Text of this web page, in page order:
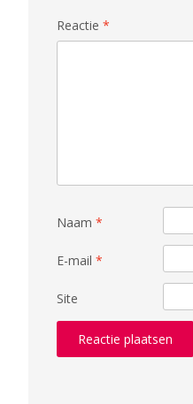
Reactie *
Naam *
E-mail *
Site